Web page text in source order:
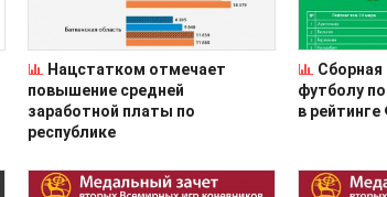
Нацстатком отмечает
повышение средней
заработной платы по
республике
футболу
в